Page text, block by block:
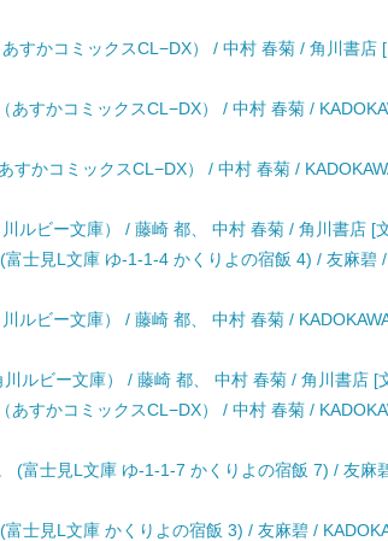
すかコミックスCL−DX） / 中村 春菊 / 角川書店 [
あすかコミックスCL−DX） / 中村 春菊 /
すかコミックスCL−DX） / 中村 春菊 /
ルビー文庫） / 藤崎 都、 中村 春菊 / 角川書店 [
士見L文庫 ゆ-1-1-4 かくりよの宿飯 4) / 友麻碧 /
ルビー文庫） / 藤崎 都、 中村 春菊 /
ルビー文庫） / 藤崎 都、 中村 春菊 / 角川書店 [
あすかコミックスCL−DX） / 中村 春菊 /
(富士見L文庫 ゆ-1-1-7 かくりよの宿飯 7) / 友麻
士見L文庫 かくりよの宿飯 3) / 友麻碧 /